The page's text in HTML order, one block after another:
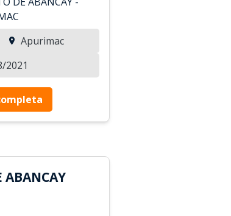
Apurimac
2021
ABANCAY